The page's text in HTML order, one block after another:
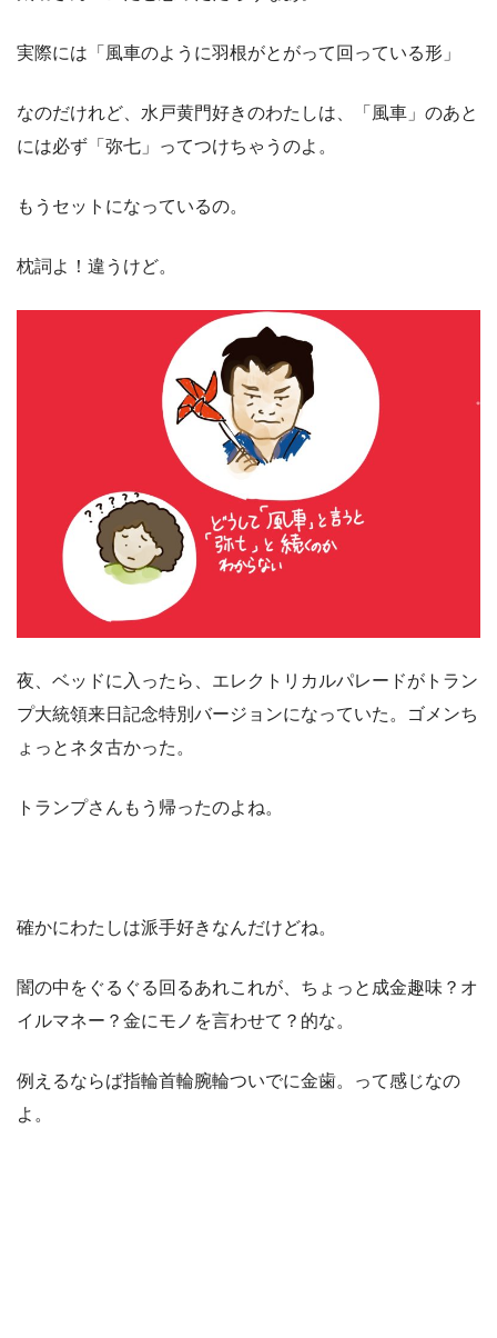
実際には「風車のように羽根がとがって回っている形」
なのだけれど、水戸黄門好きのわたしは、「風車」のあと
には必ず「弥七」ってつけちゃうのよ。
もうセットになっているの。
枕詞よ！違うけど。
夜、ベッドに入ったら、エレクトリカルパレードがトラン
プ大統領来日記念特別バージョンになっていた。ゴメンち
ょっとネタ古かった。
トランプさんもう帰ったのよね。
確かにわたしは派手好きなんだけどね。
闇の中をぐるぐる回るあれこれが、ちょっと成金趣味？オ
イルマネー？金にモノを言わせて？的な。
例えるならば指輪首輪腕輪ついでに金歯。って感じなの
よ。